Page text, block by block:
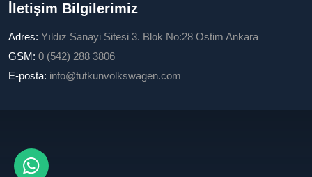
İletişim Bilgilerimiz
Adres: Yıldız Sanayi Sitesi 3. Blok No:28 Ostim Ankara
GSM: 0 (542) 288 3806
E-posta: info@tutkunvolkswagen.com